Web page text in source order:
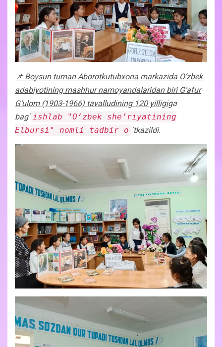
📌 Boysun tuman Aborotkutubxona markazida O‘zbek
adabiyotining mashhur namoyandalaridan biri G‘afur
G‘ulom (1903-1966) tavalludining 120 yilligiga
bag` ishlab "O‘zbek she’riyatining
Elbursi" nomli tadbir o `tkazildi.